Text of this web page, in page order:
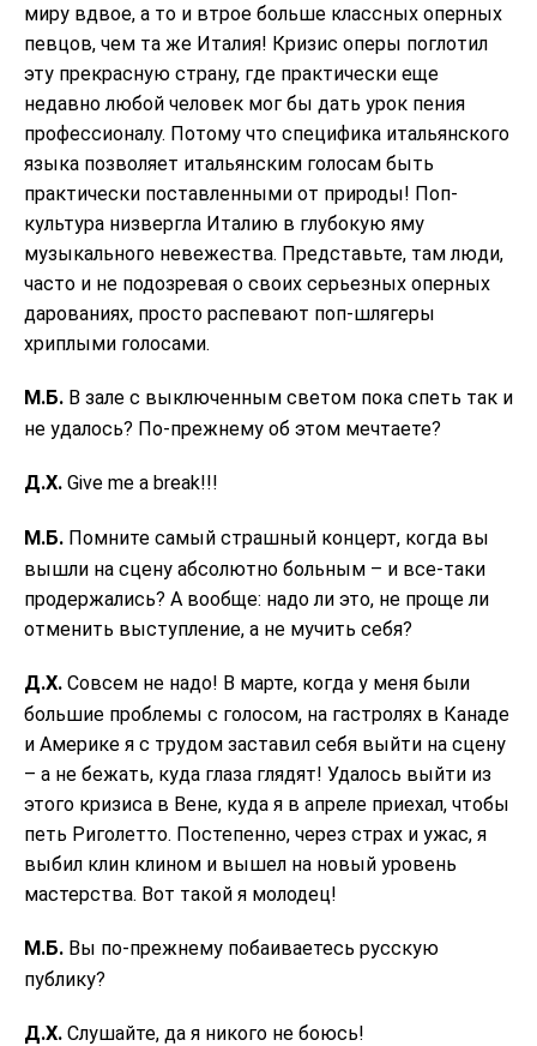
миру вдвое, а то и втрое больше классных оперных
певцов, чем та же Италия! Кризис оперы поглотил
эту прекрасную страну, где практически еще
недавно любой человек мог бы дать урок пения
профессионалу. Потому что специфика итальянского
языка позволяет итальянским голосам быть
практически поставленными от природы! Поп-
культура низвергла Италию в глубокую яму
музыкального невежества. Представьте, там люди,
часто и не подозревая о своих серьезных оперных
дарованиях, просто распевают поп-шлягеры
хриплыми голосами.
М.Б. В зале с выключенным светом пока спеть так и
не удалось? По-прежнему об этом мечтаете?
Д.Х. Give me a break!!!
М.Б. Помните самый страшный концерт, когда вы
вышли на сцену абсолютно больным – и все-таки
продержались? А вообще: надо ли это, не проще ли
отменить выступление, а не мучить себя?
Д.Х. Совсем не надо! В марте, когда у меня были
большие проблемы с голосом, на гастролях в Канаде
и Америке я с трудом заставил себя выйти на сцену
– а не бежать, куда глаза глядят! Удалось выйти из
этого кризиса в Вене, куда я в апреле приехал, чтобы
петь Риголетто. Постепенно, через страх и ужас, я
выбил клин клином и вышел на новый уровень
мастерства. Вот такой я молодец!
М.Б. Вы по-прежнему побаиваетесь русскую
публику?
Д.Х. Слушайте, да я никого не боюсь!